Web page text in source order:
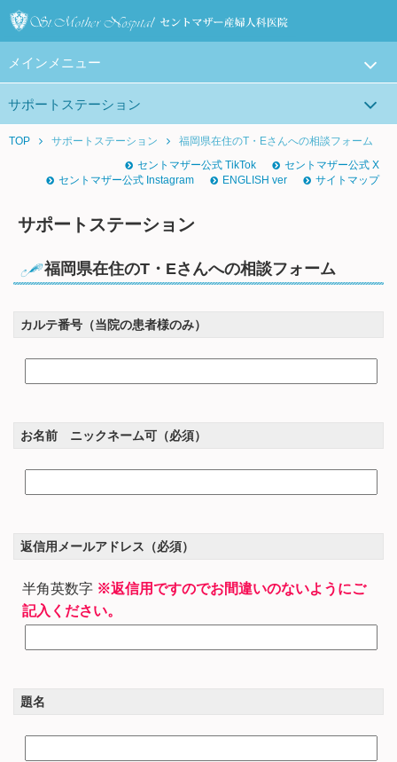
メインメニュー
サポートステーション
TOP サポートステーション
福岡県在住のT・Eさんへの相談フォーム
セントマザー公式 TikTok
セントマザー公式 X
セントマザー公式 Instagram
ENGLISH ver サイトマップ
サポートステーション
福岡県在住のT・Eさんへの相談フォーム
カルテ番号（当院の患者様のみ）
お名前 ニックネーム可（必須）
返信用メールアドレス（必須）
半角英数字 ※返信用ですのでお間違いのないようにご
記入ください。
題名